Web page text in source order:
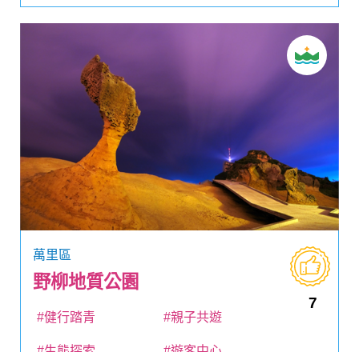
萬里區
野柳地質公園
7
#健行踏青 #親子共遊